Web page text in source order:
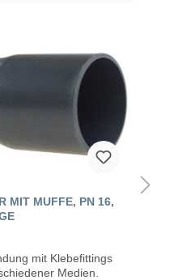
MIT MUFFE, PN 16,
mit Klebefittings
Medien.